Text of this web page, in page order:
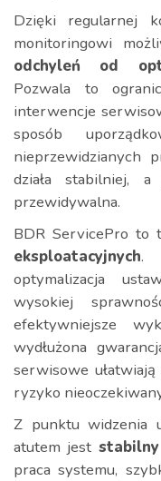
Dzięki regularnej
monitoringowi
odchyleń od
Pozwala to
interwencje
sposób
nieprzewidzianych
działa stabilniej,
przewidywalna.
BDR ServicePro to
eksploatacyjnych.
optymalizacja
wysokiej
efektywniejsze
wydłużona
serwisowe
ryzyko
Z punktu widzenia
atutem jest
praca systemu,